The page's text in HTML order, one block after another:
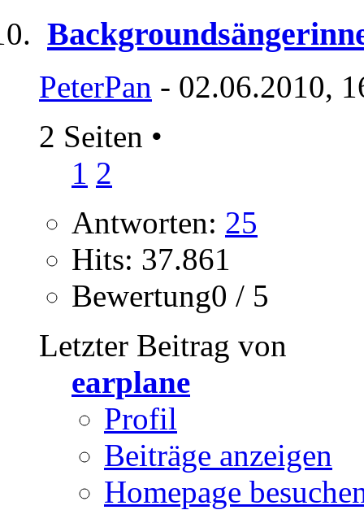
PeterPan - 02.06.2010,
2 Seiten •
1 2
Antworten: 25
Hits: 37.861
Bewertung0 / 5
Letzter Beitrag von
earplane
Profil
Beiträge anzeigen
Homepage